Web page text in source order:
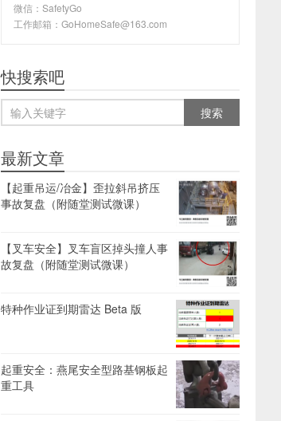
微信：SafetyGo
工作邮箱：GoHomeSafe@163.com
快搜索吧
最新文章
【起重吊运/冶金】歪拉斜吊挤压
事故复盘（附随堂测试微课）
【叉车安全】叉车盲区掉头撞人事
故复盘（附随堂测试微课）
特种作业证到期雷达 Beta 版
起重安全：燕尾安全型路基钢板起
重工具